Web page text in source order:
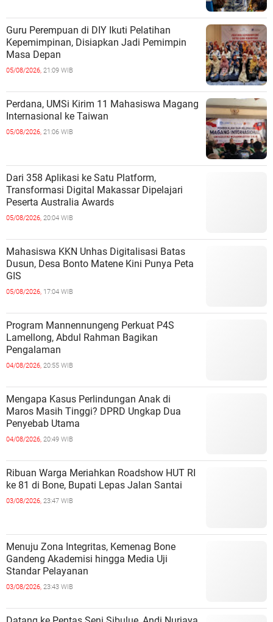
Guru Perempuan di DIY Ikuti Pelatihan
Kepemimpinan, Disiapkan Jadi Pemimpin
Masa Depan
05/08/2026, 21:09 WIB
Perdana, UMSi Kirim 11 Mahasiswa Magang
Internasional ke Taiwan
05/08/2026, 21:06 WIB
Dari 358 Aplikasi ke Satu Platform,
Transformasi Digital Makassar Dipelajari
Peserta Australia Awards
05/08/2026, 20:04 WIB
Mahasiswa KKN Unhas Digitalisasi Batas
Dusun, Desa Bonto Matene Kini Punya Peta
GIS
05/08/2026, 17:04 WIB
Program Mannennungeng Perkuat P4S
Lamellong, Abdul Rahman Bagikan
Pengalaman
04/08/2026, 20:55 WIB
Mengapa Kasus Perlindungan Anak di
Maros Masih Tinggi? DPRD Ungkap Dua
Penyebab Utama
04/08/2026, 20:49 WIB
Ribuan Warga Meriahkan Roadshow HUT RI
ke 81 di Bone, Bupati Lepas Jalan Santai
03/08/2026, 23:47 WIB
Menuju Zona Integritas, Kemenag Bone
Gandeng Akademisi hingga Media Uji
Standar Pelayanan
03/08/2026, 23:43 WIB